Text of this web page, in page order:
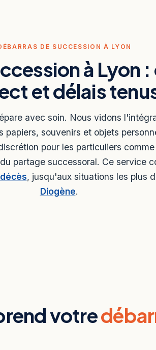
DE SUCCESSION À LYON
à Lyon
et délais
avec soin. Nous vidons
souvenirs et objets
pour les particuliers
partage successoral. Ce service
, jusqu'aux situations les plus
Diogène.
votre